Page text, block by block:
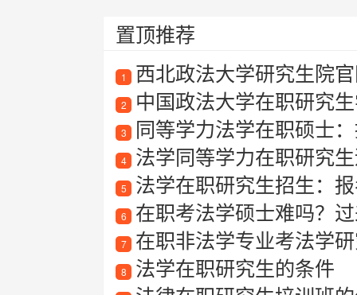
置顶推荐
1 西北政法大学研究生院
2 中国政法大学在职研究
3 同等学力法学在职硕士
4 法学同等学力在职研究生适
5 法学在职研究生招生：报
6 在职考法学硕士难吗？
7 在职非法学专业考法学
8 法学在职研究生的条件